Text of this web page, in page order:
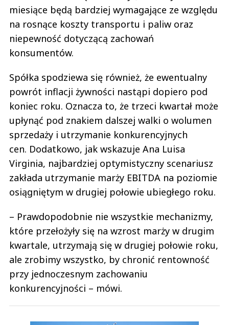
miesiące będą bardziej wymagające ze względu
na rosnące koszty transportu i paliw oraz
niepewność dotyczącą zachowań
konsumentów.
Spółka spodziewa się również, że ewentualny
powrót inflacji żywności nastąpi dopiero pod
koniec roku. Oznacza to, że trzeci kwartał może
upłynąć pod znakiem dalszej walki o wolumen
sprzedaży i utrzymanie konkurencyjnych
cen. Dodatkowo, jak wskazuje Ana Luisa
Virginia, najbardziej optymistyczny scenariusz
zakłada utrzymanie marży EBITDA na poziomie
osiągniętym w drugiej połowie ubiegłego roku.
– Prawdopodobnie nie wszystkie mechanizmy,
które przełożyły się na wzrost marży w drugim
kwartale, utrzymają się w drugiej połowie roku,
ale zrobimy wszystko, by chronić rentowność
przy jednoczesnym zachowaniu
konkurencyjności – mówi.